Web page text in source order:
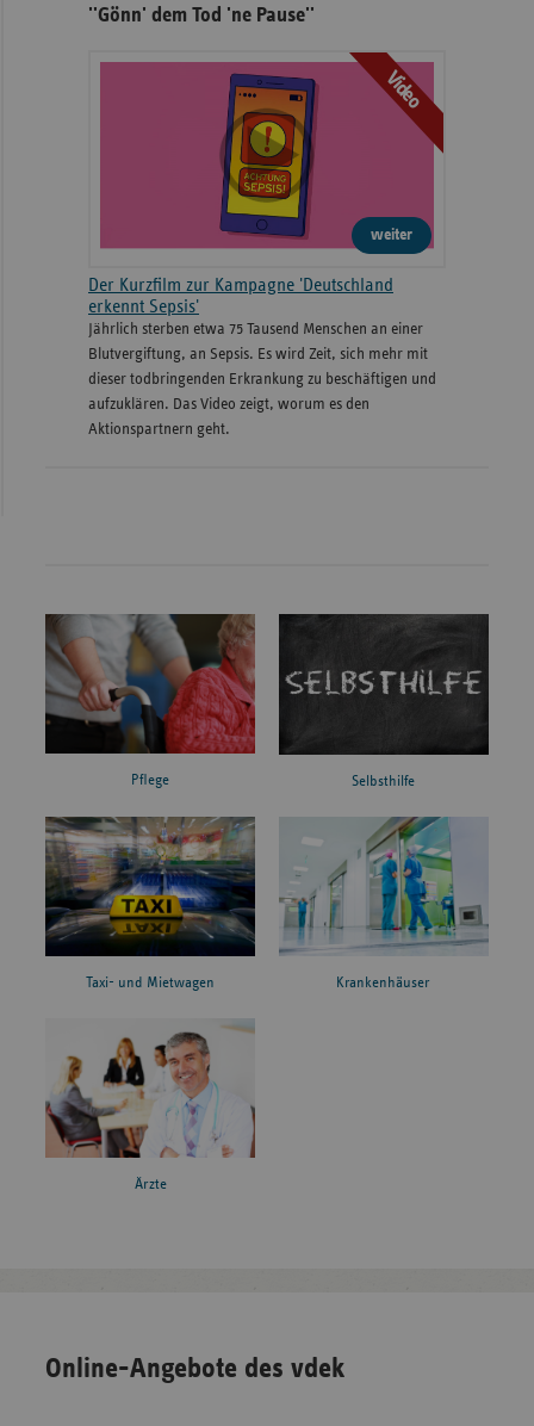
''Gönn' dem Tod 'ne Pause''
Video
weiter
Der Kurzfilm zur Kampagne 'Deutschland
erkennt Sepsis'
Jährlich sterben etwa 75 Tausend Menschen an einer
Blutvergiftung, an Sepsis. Es wird Zeit, sich mehr mit
dieser todbringenden Erkrankung zu beschäftigen und
aufzuklären. Das Video zeigt, worum es den
Aktionspartnern geht.
Pflege Selbsthilfe
Taxi- und Mietwagen Krankenhäuser
Ärzte
Online-Angebote des vdek